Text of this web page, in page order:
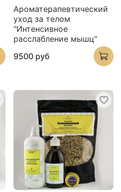
Ароматерапевтический
уход за телом
"Интенсивное
расслабление мышц"
9500 руб